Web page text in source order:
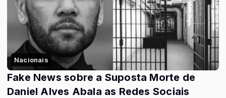
Nacionais
Fake News sobre a Suposta Morte de
Daniel Alves Abala as Redes Sociais